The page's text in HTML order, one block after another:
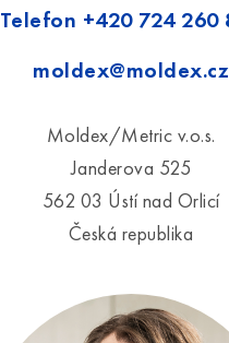
Telefon +420 724 260
moldex@moldex.cz
Moldex/Metric v.o.s.
Janderova 525
562 03 Ústí nad Orlicí
Česká republika